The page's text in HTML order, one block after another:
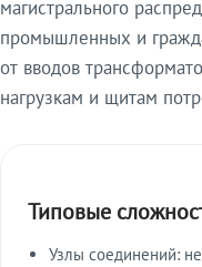
магистрального
промышленных и
от вводов
нагрузкам и щитам
Типовые
Узлы соединений: